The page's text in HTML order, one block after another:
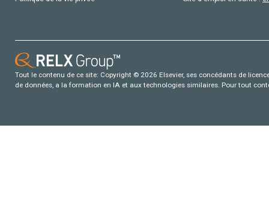
Tout le contenu de ce site: Copyright © 2026 Elsevier, ses concédants de
de données, a la formation en IA et aux technologies similaires. Pour tout